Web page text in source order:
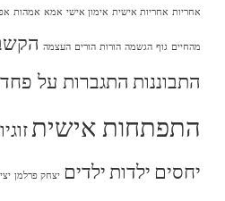
אחריות אחריות אישית אימון אישי אמא אמהות
מהחיים גוף הגשמה הורות הורים העצמה
התבוננות התגברות על פחד
התפתחות אישית
יחסים ילדות ילדים יצחק פרלמן